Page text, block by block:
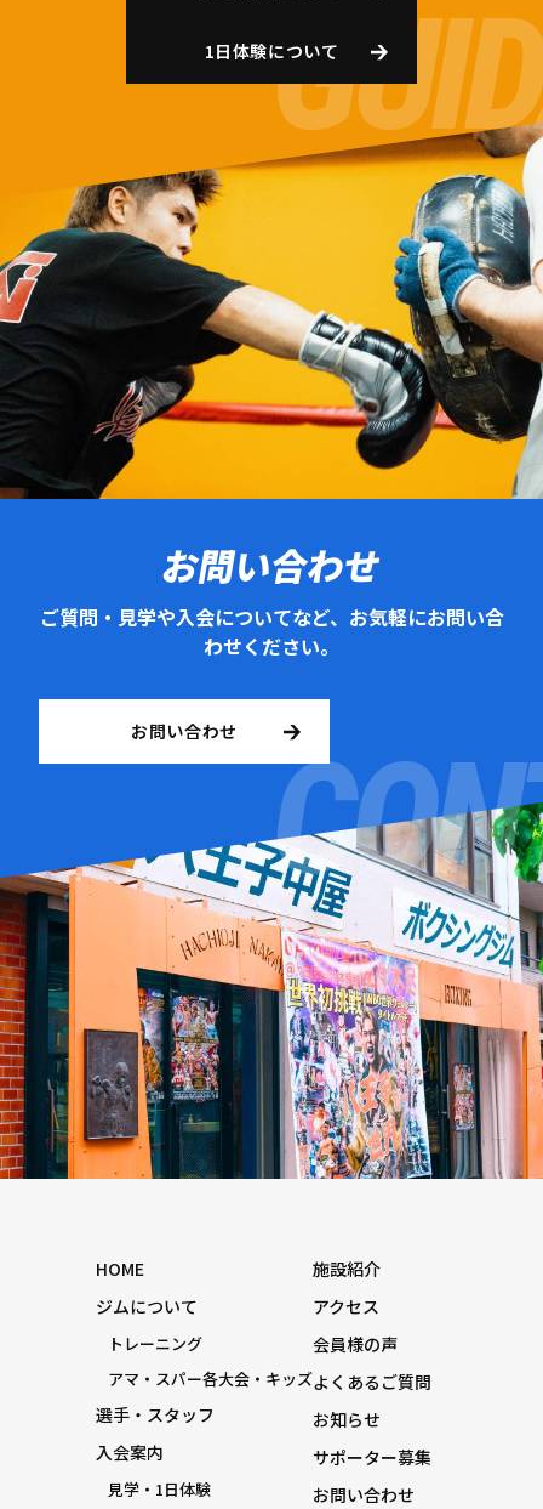
1日体験について
お問い合わせ
ご質問・見学や入会についてなど、お気軽にお問い合
わせください。
お問い合わせ
HOME
ジムについて
トレーニング
アマ・スパー各大会・キッズ
選手・スタッフ
入会案内
見学・1日体験
施設紹介
アクセス
会員様の声
よくあるご質問
お知らせ
サポーター募集
お問い合わせ